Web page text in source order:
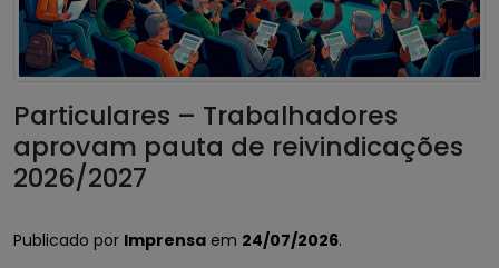
Particulares – Trabalhadores
aprovam pauta de reivindicações
2026/2027
Publicado por Imprensa em 24/07/2026.